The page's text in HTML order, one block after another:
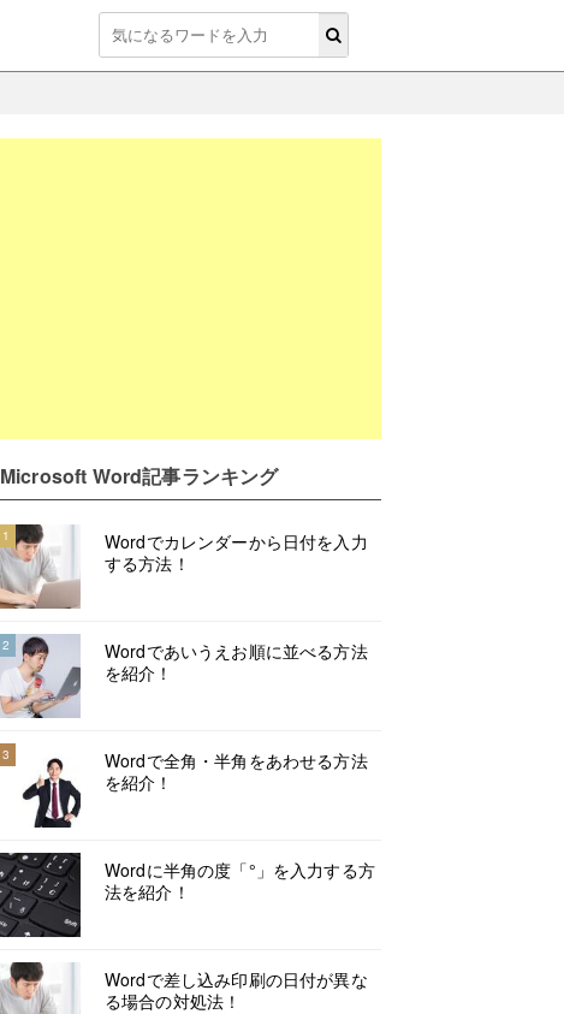
Microsoft Word記事ランキング
1
Wordでカレンダーから日付を入力
する方法！
2
Wordであいうえお順に並べる方法
を紹介！
3
Wordで全角・半角をあわせる方法
を紹介！
Wordに半角の度「°」を入力する方
法を紹介！
Wordで差し込み印刷の日付が異な
る場合の対処法！